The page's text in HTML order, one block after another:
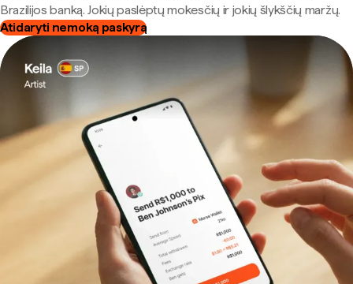
Brazilijos banką. Jokių paslėptų mokesčių ir jokių šlykščių maržų.
Atidaryti nemoką paskyrą